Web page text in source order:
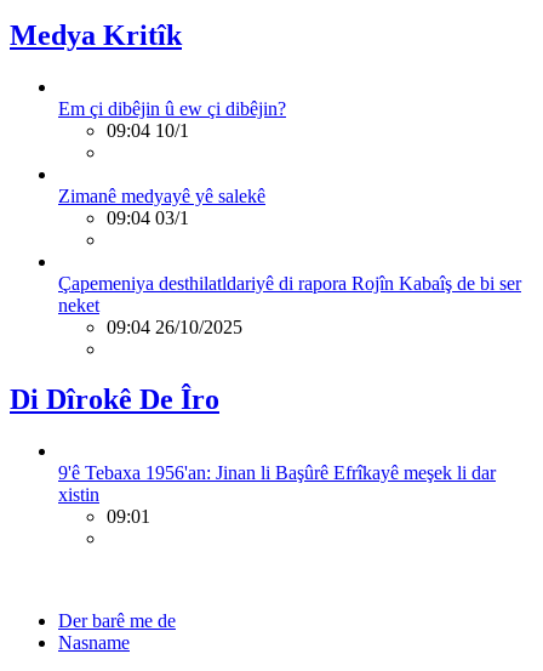
Medya Kritîk
Em çi dibêjin û ew çi dibêjin?
09:04 10/1
Zimanê medyayê yê salekê
09:04 03/1
Çapemeniya desthilatldariyê di rapora Rojîn Kabaîş de bi ser
neket
09:04 26/10/2025
Di Dîrokê De Îro
9'ê Tebaxa 1956'an: Jinan li Başûrê Efrîkayê meşek li dar
xistin
09:01
Der barê me de
Nasname